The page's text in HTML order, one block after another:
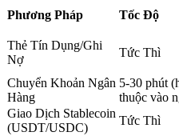
Sao chép Giao dịch
Tham gia cùng các nhà
Phương Pháp Tốc Độ
Thẻ Tín Dụng/Ghi
Nợ
Tức Thì
Chuyển Khoản Ngân
Hàng
5-30 phút
thuộc vào
Giao Dịch Stablecoin
(USDT/USDC)
Tức Thì